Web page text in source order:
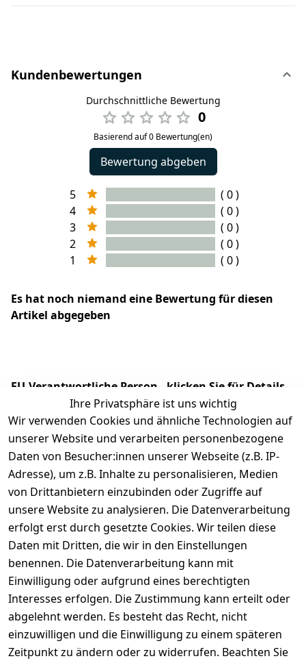
Kundenbewertungen
Durchschnittliche Bewertung
0
Basierend auf 0 Bewertung(en)
Bewertung abgeben
5
( 0 )
4
( 0 )
3
( 0 )
2
( 0 )
1
( 0 )
Es hat noch niemand eine Bewertung für diesen
Artikel abgegeben
EU-Verantwortliche Person - klicken Sie für Details
Ihre Privatsphäre ist uns wichtig
Wir verwenden Cookies und ähnliche Technologien auf
unserer Website und verarbeiten personenbezogene
Daten von Besucher:innen unserer Webseite (z.B. IP-
Adresse), um z.B. Inhalte zu personalisieren, Medien
von Drittanbietern einzubinden oder Zugriffe auf
unsere Website zu analysieren. Die Datenverarbeitung
erfolgt erst durch gesetzte Cookies. Wir teilen diese
Daten mit Dritten, die wir in den Einstellungen
benennen. Die Datenverarbeitung kann mit
Einwilligung oder aufgrund eines berechtigten
Interesses erfolgen. Die Zustimmung kann erteilt oder
abgelehnt werden. Es besteht das Recht, nicht
einzuwilligen und die Einwilligung zu einem späteren
Zeitpunkt zu ändern oder zu widerrufen. Beachten Sie
Rechtliches
Impressum
Datenschutze
rklärung
Barrierefreihe
Services
Registrieren